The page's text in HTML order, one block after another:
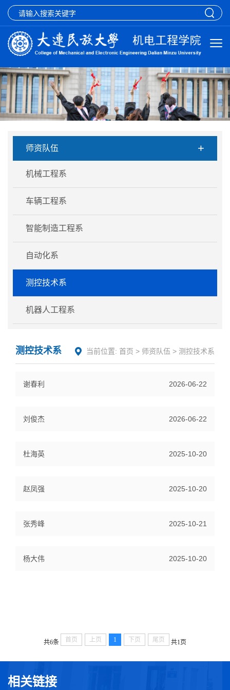
师资队伍 +
机械工程系
车辆工程系
智能制造工程系
自动化系
测控技术系
机器人工程系
测控技术系 当前位置: 首页 > 师资队伍 > 测控技术系
谢春利 2026-06-22
刘俊杰 2026-06-22
杜海英 2025-10-20
赵凤强 2025-10-20
张秀峰 2025-10-21
杨大伟 2025-10-20
共6条 首页 上页 1 下页 尾页 共1页
相关链接